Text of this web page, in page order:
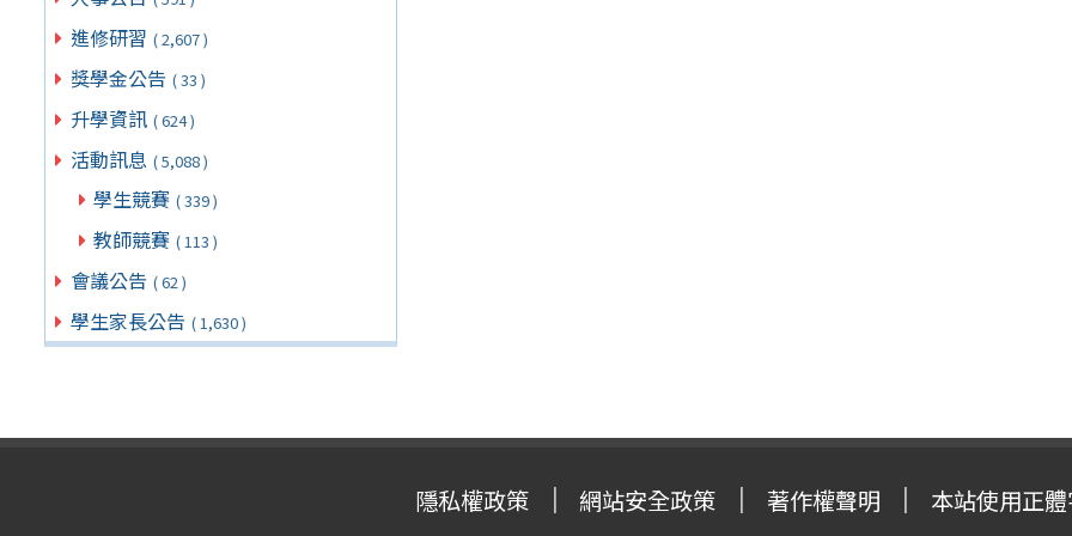
進修研習 ( 2,607 )
獎學金公告 ( 33 )
升學資訊 ( 624 )
活動訊息 ( 5,088 )
學生競賽 ( 339 )
教師競賽 ( 113 )
會議公告 ( 62 )
學生家長公告 ( 1,630 )
隱私權政策 網站安全政策 著作權聲明 本站使用正